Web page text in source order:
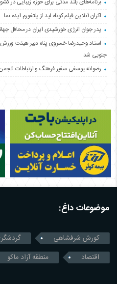
برنامه‌های بلند مدتی برای حوزه زیبایی در
اکران آنلاین فیلم کوتاه لید از پلتفورم ایده نما
پدر جوان انرژی خورشیدی ایران در محافل
استاد وحیدرضا خسروی پناه دبیر هیئت
جنوبی شد
رضوانه یوسفی سفیر فرهنگ و ارتباطات
موضوعات داغ:
کورش شرفشاهی
اقتصاد
منطقه آزاد ماکو